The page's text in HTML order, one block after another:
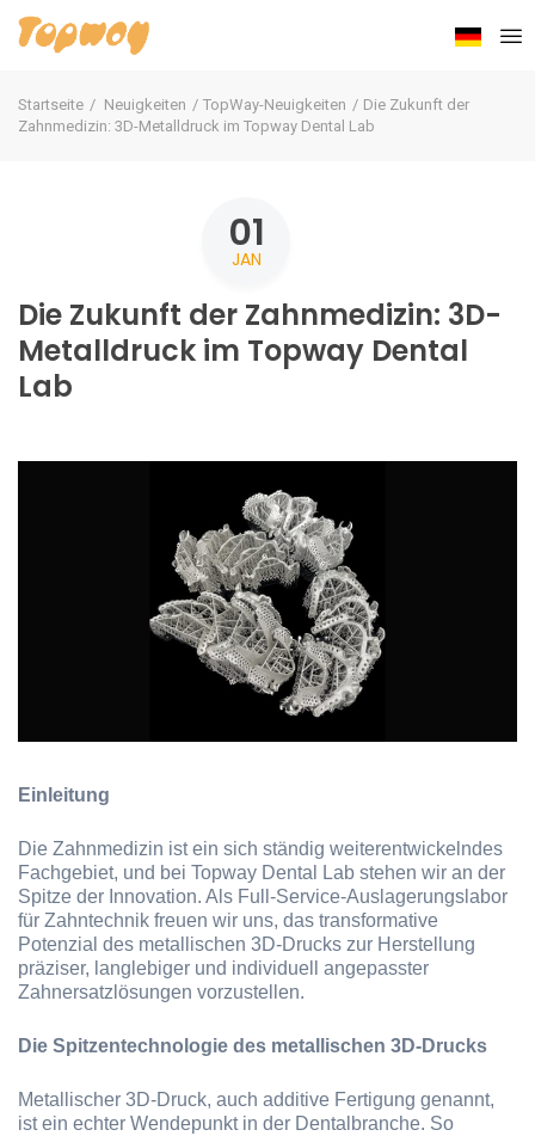
Startseite Neuigkeiten TopWay-Neuigkeiten
Die Zukunft der
Zahnmedizin: 3D-Metalldruck im Topway Dental Lab
01
JAN
Die Zukunft der Zahnmedizin: 3D-
Metalldruck im Topway Dental
Lab
Einleitung
Die Zahnmedizin ist ein sich ständig weiterentwickelndes
Fachgebiet, und bei Topway Dental Lab stehen wir an der
Spitze der Innovation. Als Full-Service-Auslagerungslabor
für Zahntechnik freuen wir uns, das transformative
Potenzial des metallischen 3D-Drucks zur Herstellung
präziser, langlebiger und individuell angepasster
Zahnersatzlösungen vorzustellen.
Die Spitzentechnologie des metallischen 3D-Drucks
Metallischer 3D-Druck, auch additive Fertigung genannt,
ist ein echter Wendepunkt in der Dentalbranche. So